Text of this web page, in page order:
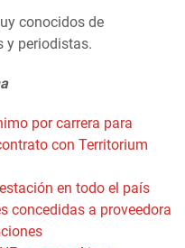
conocidos de
y periodistas.
por carrera para
con Territorium
en todo el país
concedidas a proveedora